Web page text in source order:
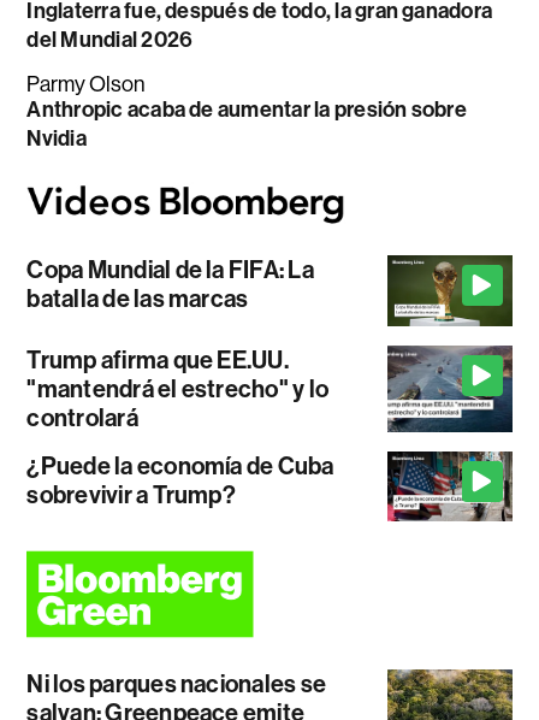
Inglaterra fue, después de todo, la gran ganadora
del Mundial 2026
Parmy Olson
Anthropic acaba de aumentar la presión sobre
Nvidia
Copa Mundial de la FIFA: La
batalla de las marcas
Trump afirma que EE.UU.
"mantendrá el estrecho" y lo
controlará
¿Puede la economía de Cuba
sobrevivir a Trump?
Ni los parques nacionales se
salvan: Greenpeace emite